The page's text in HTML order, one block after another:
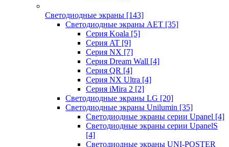
Светодиодные экраны [143]
Светодиодные экраны AET [35]
Cерия Koala [5]
Серия AT [9]
Серия NX [7]
Серия Dream Wall [4]
Серия QR [4]
Серия NX Ultra [4]
Серия iMira 2 [2]
Светодиодные экраны LG [20]
Светодиодные экраны Unilumin [35]
Светодиодные экраны серии Upanel [4]
Светодиодные экраны серии UpanelS
[4]
Светодиодные экраны UNI-POSTER